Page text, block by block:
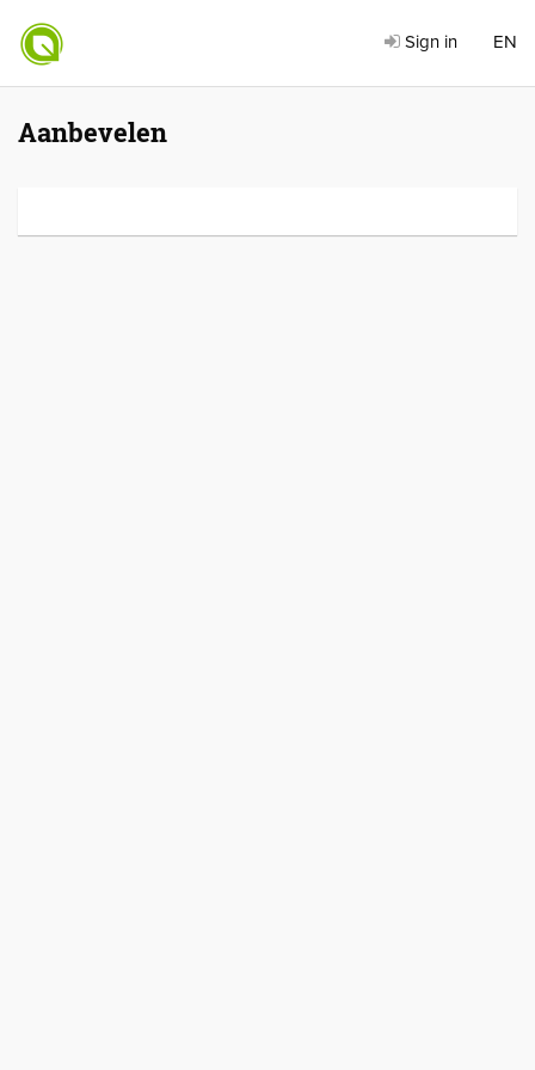
Sign in EN
Aanbevelen